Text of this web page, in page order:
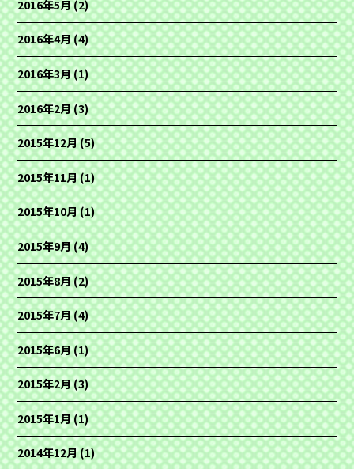
2016年5月(2)
2016年4月(4)
2016年3月(1)
2016年2月(3)
2015年12月(5)
2015年11月(1)
2015年10月(1)
2015年9月(4)
2015年8月(2)
2015年7月(4)
2015年6月(1)
2015年2月(3)
2015年1月(1)
2014年12月(1)